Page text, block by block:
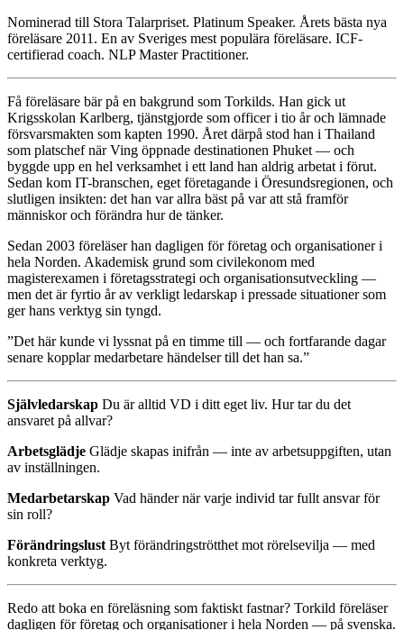
Nominerad till Stora Talarpriset. Platinum Speaker. Årets bästa nya
föreläsare 2011. En av Sveriges mest populära föreläsare. ICF-
certifierad coach. NLP Master Practitioner.
Få föreläsare bär på en bakgrund som Torkilds. Han gick ut
Krigsskolan Karlberg, tjänstgjorde som officer i tio år och lämnade
försvarsmakten som kapten 1990. Året därpå stod han i Thailand
som platschef när Ving öppnade destinationen Phuket — och
byggde upp en hel verksamhet i ett land han aldrig arbetat i förut.
Sedan kom IT-branschen, eget företagande i Öresundsregionen, och
slutligen insikten: det han var allra bäst på var att stå framför
människor och förändra hur de tänker.
Sedan 2003 föreläser han dagligen för företag och organisationer i
hela Norden. Akademisk grund som civilekonom med
magisterexamen i företagsstrategi och organisationsutveckling —
men det är fyrtio år av verkligt ledarskap i pressade situationer som
ger hans verktyg sin tyngd.
”Det här kunde vi lyssnat på en timme till — och fortfarande dagar
senare kopplar medarbetare händelser till det han sa.”
Självledarskap Du är alltid VD i ditt eget liv. Hur tar du det
ansvaret på allvar?
Arbetsglädje Glädje skapas inifrån — inte av arbetsuppgiften, utan
av inställningen.
Medarbetarskap Vad händer när varje individ tar fullt ansvar för
sin roll?
Förändringslust Byt förändringströtthet mot rörelsevilja — med
konkreta verktyg.
Redo att boka en föreläsning som faktiskt fastnar? Torkild föreläser
dagligen för företag och organisationer i hela Norden — på svenska.